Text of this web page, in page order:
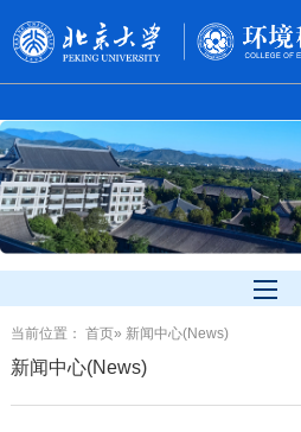
当前位置： 首页» 新闻中心(News)
新闻中心(News)